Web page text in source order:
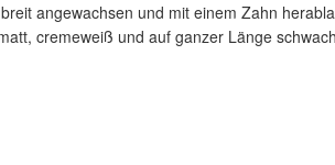
angewachsen und mit einem Zahn
cremeweiß und auf ganzer Länge